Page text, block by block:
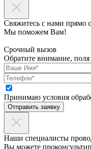
Свяжитесь с нами прямо
Мы поможем Вам!
Срочный вызов
Обратите внимание, поля
Принимаю условия
Отправить заявку
Наши специалисты
Вы можете